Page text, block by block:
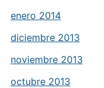
enero 2014
diciembre 2013
noviembre 2013
octubre 2013